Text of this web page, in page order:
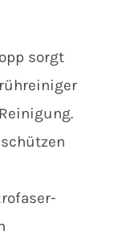
sorgt